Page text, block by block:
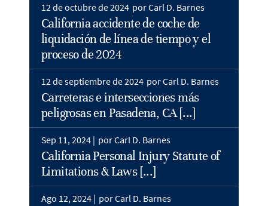
12 de octubre de 2024 por Carl D. Barnes
California accidente de coche de
liquidación de línea de tiempo y el
proceso de 2024
12 de septiembre de 2024 por Carl D. Barnes
Carreteras e intersecciones más
peligrosas en Pasadena, CA [...]
Sep 11, 2024 | por Carl D. Barnes
California Personal Injury Statute of
Limitations & Laws [...]
Ago 12, 2024 | por Carl D. Barnes